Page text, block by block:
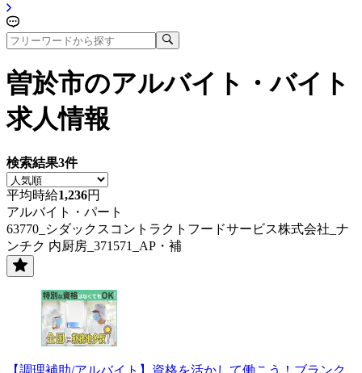
曽於市のアルバイト・バイト
求人情報
検索結果3件
平均時給1,236円
アルバイト・パート
63770_シダックスコントラクトフードサービス株式会社_ナ
ンチク 内厨房_371571_AP・補
【調理補助/アルバイト】資格を活かして働こう！ブランク